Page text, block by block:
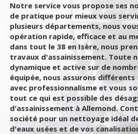
Notre service vous propose ses
de pratique pour mieux vous
plusieurs départements, nous
opération rapide, efficace et au
dans tout le 38 en Isère, nous
travaux d'assainissement. Toute
dynamique et active sur de
équipée, nous assurons
avec professionnalisme et vous
tout ce qui est possible des
d'assainissement à Allemond.
société pour un nettoyage idéal
d'eaux usées et de vos